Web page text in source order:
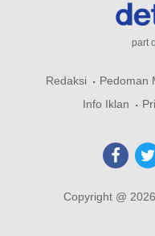
part
Redaksi Pedoman
Info Iklan
Copyright @